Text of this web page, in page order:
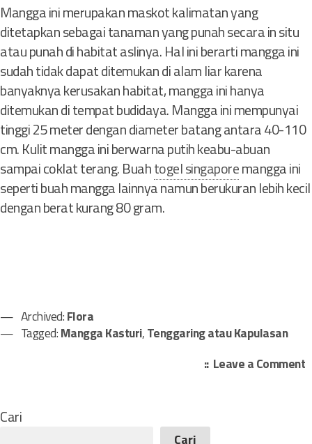
Mangga ini merupakan maskot kalimatan yang
ditetapkan sebagai tanaman yang punah secara in situ
atau punah di habitat aslinya. Hal ini berarti mangga ini
sudah tidak dapat ditemukan di alam liar karena
banyaknya kerusakan habitat, mangga ini hanya
ditemukan di tempat budidaya. Mangga ini mempunyai
tinggi 25 meter dengan diameter batang antara 40-110
cm. Kulit mangga ini berwarna putih keabu-abuan
sampai coklat terang. Buahtogel singaporemangga ini
seperti buah mangga lainnya namun berukuran lebih kecil
dengan berat kurang 80 gram.
Archived:Flora
Tagged:Mangga Kasturi,Tenggaring atau Kapulasan
Leave a Commento
Cari
Cari